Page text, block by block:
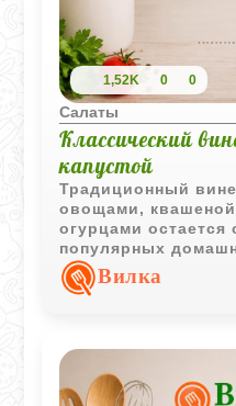
1,52K 0 0
Салаты
Классический
капустой
Традиционный
овощами,
огурцами
популярных
сочетание
насыщенный и
Вилка